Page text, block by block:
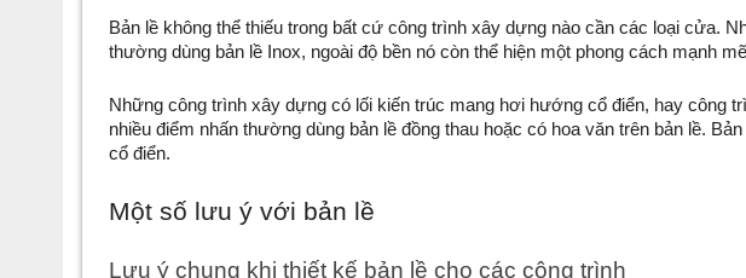
Bản lề không thể thiếu trong bất cứ công trình xây dựng nào cần các loại cửa.
thường dùng bản lề Inox, ngoài độ bền nó còn thể hiện một phong cách mạnh
Những công trình xây dựng có lối kiến trúc mang hơi hướng cổ điển, hay công
nhiều điểm nhấn thường dùng bản lề đồng thau hoặc có hoa văn trên bản lề.
cổ điển.
Một số lưu ý với bản lề
Lưu ý chung khi thiết kế bản lề cho các công trình